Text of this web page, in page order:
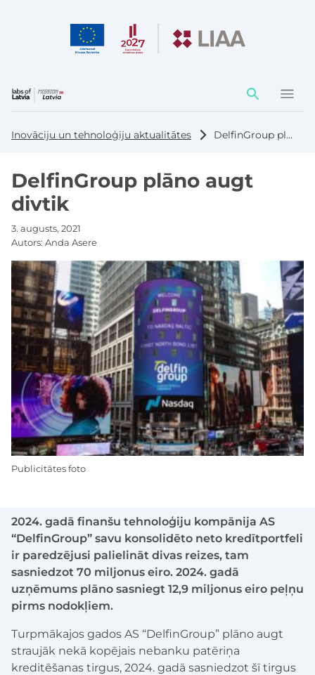
Darbības
elementi
Inovāciju un tehnoloģiju aktualitātes DelfinGroup plāno augt divtik
DelfinGroup plāno augt
divtik
3. augusts, 2021
Autors: Anda Asere
2024. gadā finanšu tehnoloģiju kompānija AS
“DelfinGroup” savu konsolidēto neto kredītportfeli
ir paredzējusi palielināt divas reizes, tam
sasniedzot 70 miljonus eiro. 2024. gadā
uzņēmums plāno sasniegt 12,9 miljonus eiro peļņu
pirms nodokļiem.
Turpmākajos gados AS “DelfinGroup” plāno augt
straujāk nekā kopējais nebanku patēriņa
kreditēšanas tirgus, 2024. gadā sasniedzot šī tirgus
Publicitātes foto